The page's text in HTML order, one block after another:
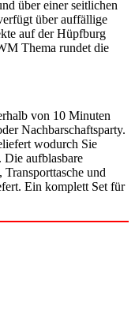
über einer seitlichen
über auffällige
auf der Hüpfburg
Thema rundet die
von 10 Minuten
Nachbarschaftsparty.
wodurch Sie
Die aufblasbare
und
Ein komplett Set für